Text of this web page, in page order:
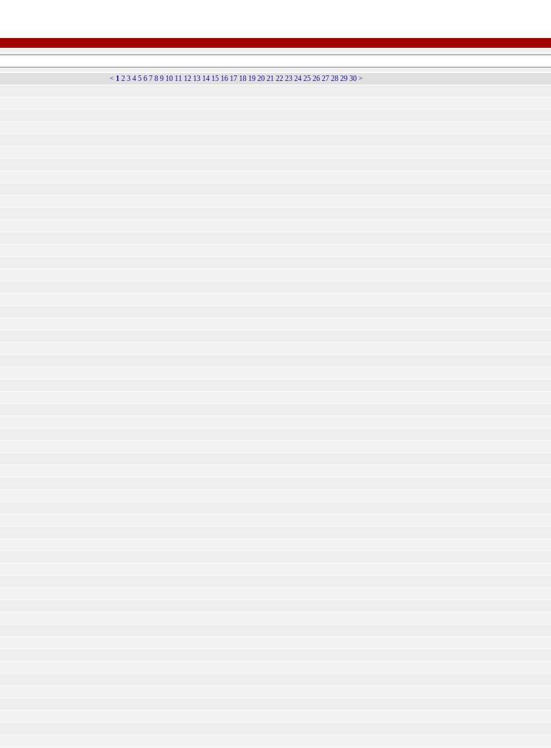
< 1 2 3 4 5 6 7 8 9 10 11 12 13 14 15 16 17 18 19 20 21 22 23 24 25 26 27 28 29 30 >